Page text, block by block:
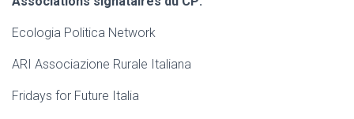
Ecologia Politica Network
ARI Associazione Rurale Italiana
Fridays for Future Italia